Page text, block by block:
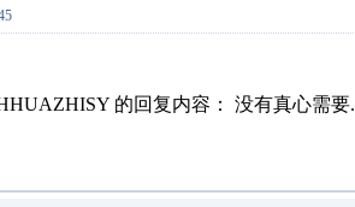
的回复内容： 没有真心需